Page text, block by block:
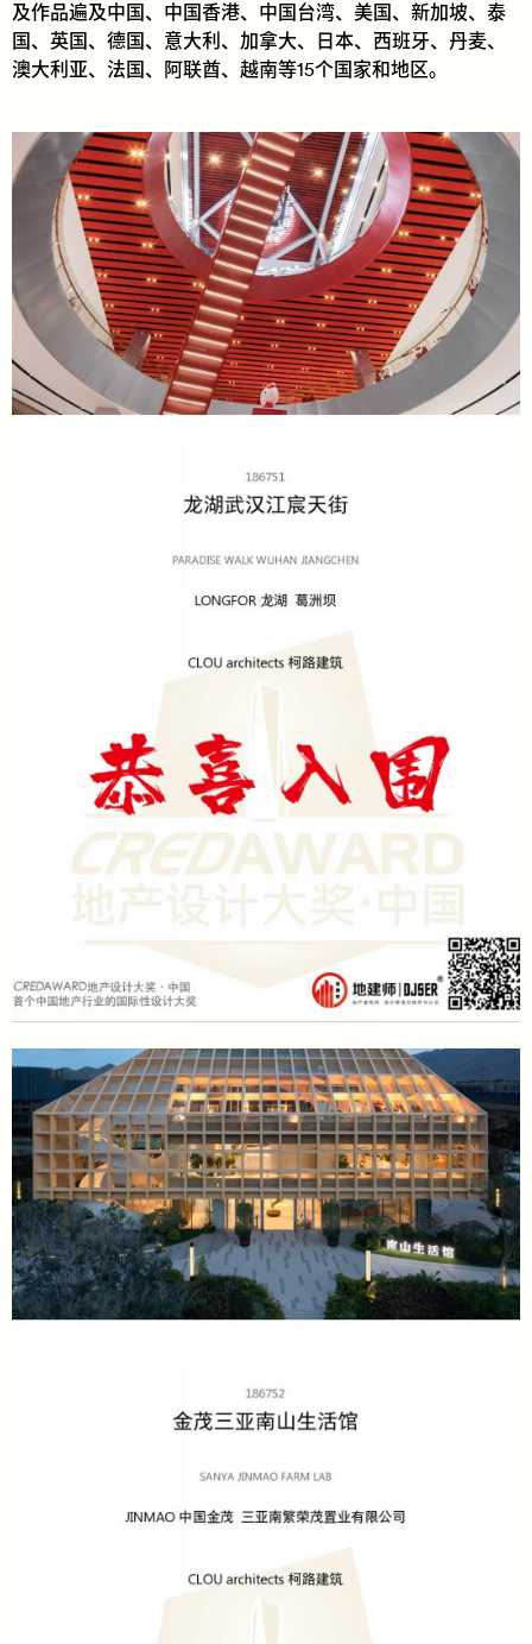
及作品遍及中国、中国香港、中国台湾、美国、新加坡、泰
国、英国、德国、意大利、加拿大、日本、西班牙、丹麦、
澳大利亚、法国、阿联酋、越南等15个国家和地区。